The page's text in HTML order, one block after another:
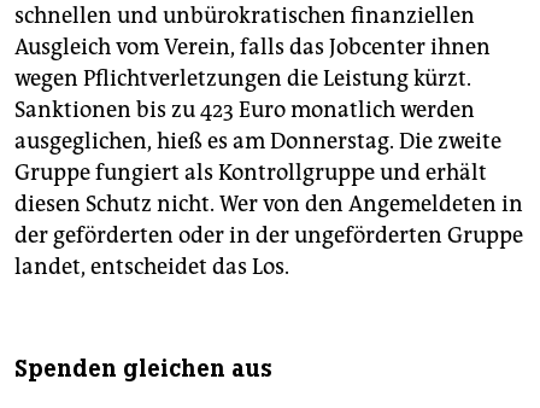
schnellen und unbürokratischen finanziellen
Ausgleich vom Verein, falls das Jobcenter ihnen
wegen Pflichtverletzungen die Leistung kürzt.
Sanktionen bis zu 423 Euro monatlich werden
ausgeglichen, hieß es am Donnerstag. Die zweite
Gruppe fungiert als Kontrollgruppe und erhält
diesen Schutz nicht. Wer von den Angemeldeten in
der geförderten oder in der ungeförderten Gruppe
landet, entscheidet das Los.
Spenden gleichen aus